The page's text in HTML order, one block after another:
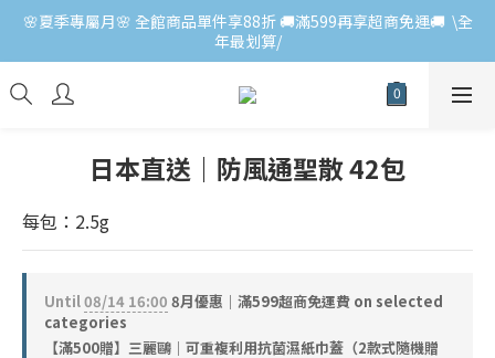
🌸夏季專屬月🌸 全館商品單件享88折 🚚滿599再享超商免運🚚  \全
年最划算/
日本直送｜防風通聖散 42包
每包：2.5g
Until08/14 16:00 8月優惠｜滿599超商免運費 on selected
categories
【滿500贈】三麗鷗｜可重複利用抗菌濕紙巾蓋（2款式隨機贈